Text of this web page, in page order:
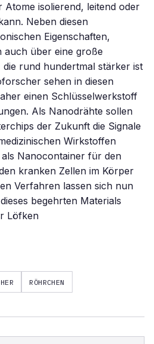
isolierend, leitend oder
Neben diesen
Eigenschaften,
auch über eine große
die rund hundertmal stärker ist
sehen in diesen
einen Schlüsselwerkstoff
Als Nanodrähte sollen
der Zukunft die Signale
Wirkstoffen
Nanocontainer für den
kranken Zellen im Körper
Verfahren lassen sich nun
begehrten Materials
Löfken
RÖHRCHEN